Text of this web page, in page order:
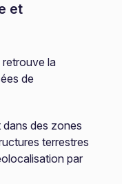
et
retrouve la
de
dans des zones
terrestres
par